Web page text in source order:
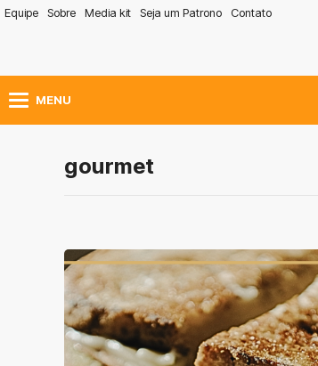
Equipe Sobre Media kit Seja um Patrono Contato
MENU
gourmet